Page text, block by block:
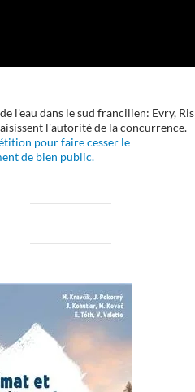
l'eau dans le sud francilien: Evry, Ris
l'autorité de la concurrence.
pour faire cesser le
de bien public.